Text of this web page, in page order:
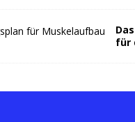
für